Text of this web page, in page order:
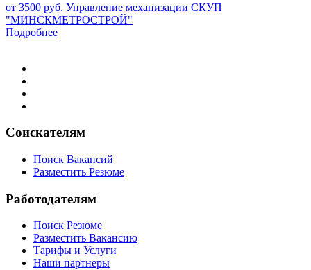
от 3500 руб. Управление механизации СКУП
"МИНСКМЕТРОСТРОЙ"
Подробнее
Соискателям
Поиск Вакансий
Разместить Резюме
Работодателям
Поиск Резюме
Разместить Вакансию
Тарифы и Услуги
Наши партнеры